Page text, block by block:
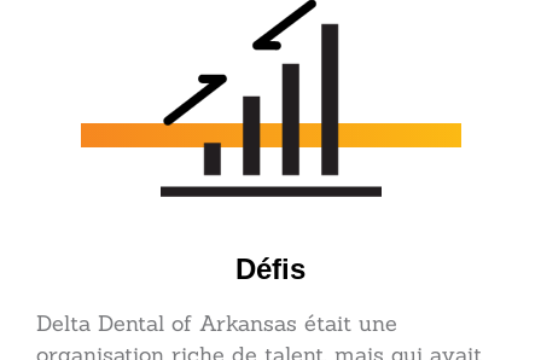
Défis
Delta Dental of Arkansas était une
organisation riche de talent, mais qui avait